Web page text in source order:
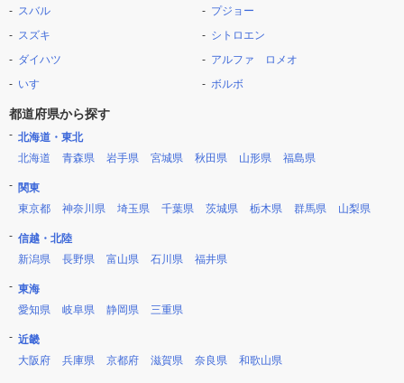
スバル
スズキ
ダイハツ
いすゞ
プジョー
シトロエン
アルファ ロメオ
ボルボ
都道府県から探す
北海道・東北
北海道
青森県 岩手県 宮城県 秋田県 山形県 福島県
関東
東京都
神奈川県 埼玉県 千葉県 茨城県 栃木県 群馬県 山梨県
信越・北陸
新潟県
長野県 富山県 石川県 福井県
東海
愛知県
岐阜県 静岡県 三重県
近畿
大阪府
兵庫県 京都府 滋賀県 奈良県 和歌山県